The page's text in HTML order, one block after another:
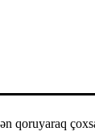
qoruyaraq